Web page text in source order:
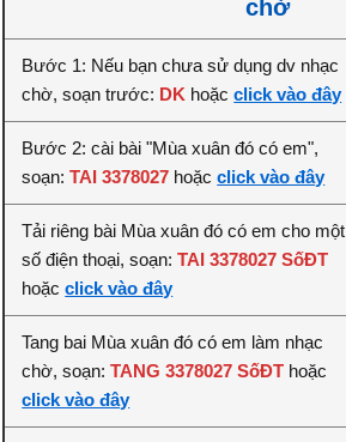
chờ
Bước 1: Nếu bạn chưa sử dụng dv nhạc
chờ, soạn trước: DK hoặcclick vào đây
Bước 2: cài bài "Mùa xuân đó có em",
soạn:TAI 3378027 hoặcclick vào đây
Tải riêng bài Mùa xuân đó có em cho một
số điện thoại, soạn:TAI 3378027 SốĐT
hoặcclick vào đây
Tang bai Mùa xuân đó có em làm nhạc
chờ, soạn:TANG 3378027 SốĐT hoặc
click vào đây